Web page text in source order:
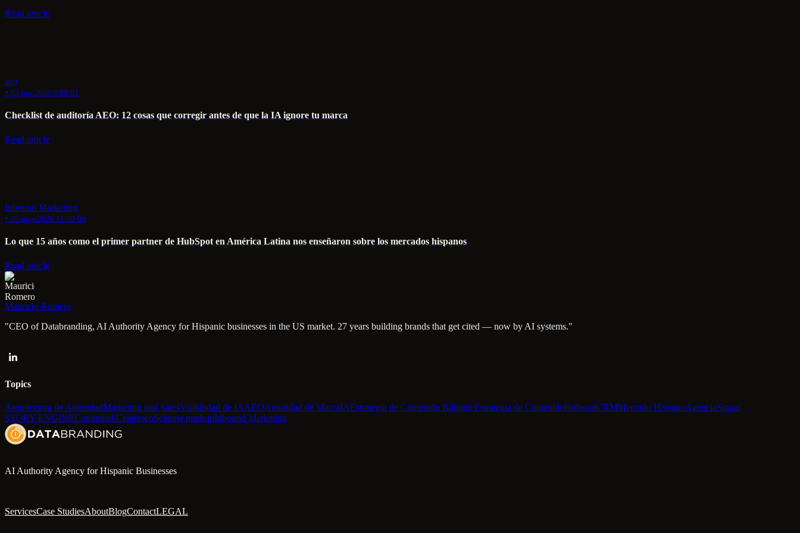
Read article
seo
• 03-jun-2026 9:00:01
Checklist de auditoría AEO: 12 cosas que corregir antes de que la IA ignore tu marca
Read article
Inbound Marketing
• 22-may-2026 11:00:00
Lo que 15 años como el primer partner de HubSpot en América Latina nos enseñaron sobre los mercados hispanos
Read article
Mauricio Romero
"CEO of Databranding, AI Authority Agency for Hispanic businesses in the US market. 27 years building brands that get cited — now by AI systems."
Topics
Arquitectura de AutoridadMarketing and SalesVisibilidad de IAAEOAutoridad de MarcaIAEstrategia de Contenido BilingüeEstrategia de ContenidoHubspotCRMMercado HispanoAgenciaSignal
STORY ENGINECommand CenterseoSchema markupInbound Marketing
AI Authority Agency for Hispanic Businesses
ServicesCase StudiesAboutBlogContactLEGAL